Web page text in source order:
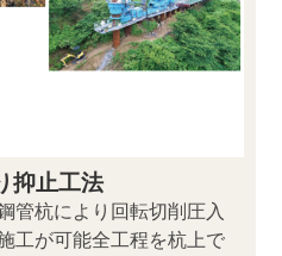
抑止工法
管杭により回転切削圧入
工が可能全工程を杭上で